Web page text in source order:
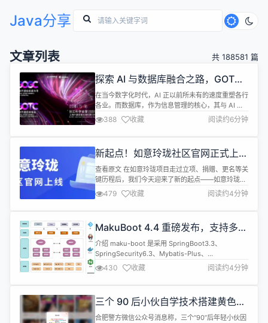
Java分享
文章列表 共 188581 篇
探索 AI 与数据库融合之路，GOTC
2024 专题论坛议程出炉
在当今数字化时代，AI 正以前所未有的速度重塑各行
各业。而数据库，作为信息管理的核心，其与 AI 的
结合不仅为数据库领域带来革命性的变革，同时也为
AI 自身的创新和发展提供了强大的数据支撑和应用场
景。 在此背景下，全球开源技术峰会 GOTC 2024
能索引优化、数据压缩革新、自动化运维进阶、业务
决策智能化...
388 收藏 阅读约6分钟
新起点！如意玲珑社区官网正式上
线，开启 Linux 生态共建之旅！
查看原文 在如意玲珑项目走过立项、捐赠、更名等关
键历程后，我们今天迎来了新的起点——如意玲珑社
区官网的正式启用，这标志着如意玲珑社区的正式成
立，成为如意玲珑技术交流、资源共享、创新协作的
新平台！ 全新如意玲珑社区官网地址：
秉承开源的精神，为广大开发者、用户和开源爱好者
提供一个共同成长...
479 收藏 阅读约4分钟
MakuBoot 4.4 重磅发布，支持多表
生成、IoT 等功能
介绍 maku-boot 是采用 SpringBoot3.3、
SpringSecurity6.3、Mybatis-Plus、
Flowable7.0、Vue3、Element-plus 等技术开发
的低代码开发平台，旨在为开发者提供一个简洁、高
效、可扩展的低代码开发平台。 使用门槛极低，支持
发平台。 采用组件模式，扩...
430 收藏 阅读约4分钟
三个 90 后小伙自学技术搭建黄色网
站被刑拘
合肥警方微信公众号消息称，三个“90”后年轻小伙因